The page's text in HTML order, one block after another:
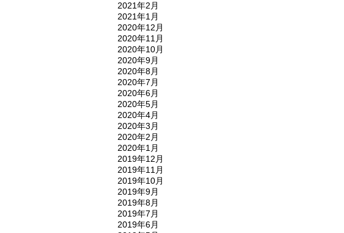
2021年2月
2021年1月
2020年12月
2020年11月
2020年10月
2020年9月
2020年8月
2020年7月
2020年6月
2020年5月
2020年4月
2020年3月
2020年2月
2020年1月
2019年12月
2019年11月
2019年10月
2019年9月
2019年8月
2019年7月
2019年6月